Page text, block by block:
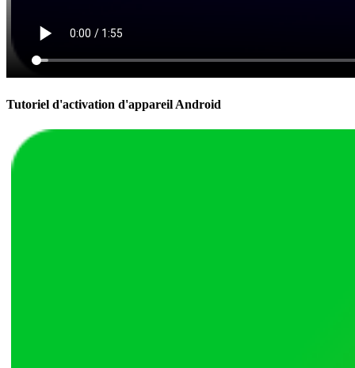
Tutoriel d'activation d'appareil Android